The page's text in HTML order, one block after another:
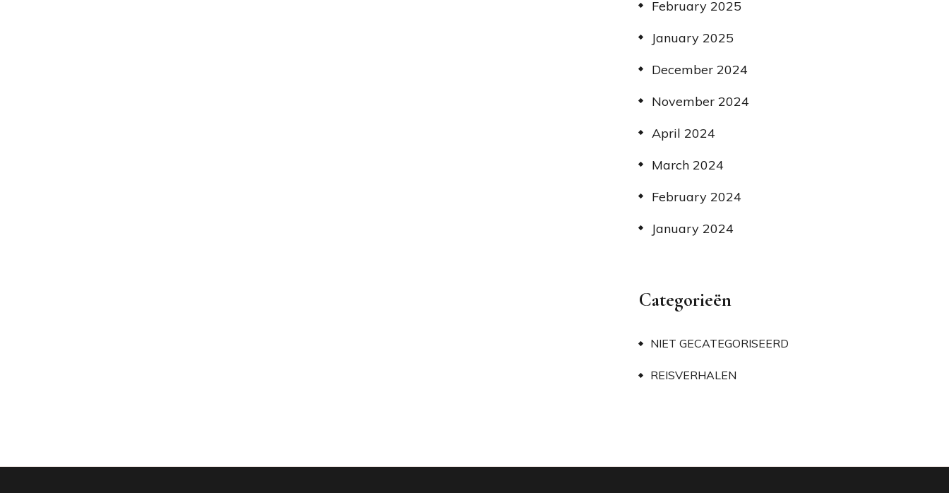
February 2025
January 2025
December 2024
November 2024
April 2024
March 2024
February 2024
January 2024
Categorieën
NIET GECATEGORISEERD
REISVERHALEN